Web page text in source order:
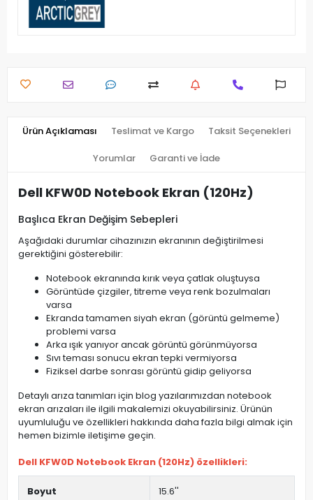
Ürün Açıklaması Teslimat ve Kargo Taksit Seçenekleri
Yorumlar Garanti ve İade
Dell KFW0D Notebook Ekran (120Hz)
Başlıca Ekran Değişim Sebepleri
Aşağıdaki durumlar cihazınızın ekranının değiştirilmesi
gerektiğini gösterebilir:
Notebook ekranında kırık veya çatlak oluştuysa
Görüntüde çizgiler, titreme veya renk bozulmaları
varsa
Ekranda tamamen siyah ekran (görüntü gelmeme)
problemi varsa
Arka ışık yanıyor ancak görüntü görünmüyorsa
Sıvı teması sonucu ekran tepki vermiyorsa
Fiziksel darbe sonrası görüntü gidip geliyorsa
Detaylı arıza tanımları için blog yazılarımızdan notebook
ekran arızaları ile ilgili makalemizi okuyabilirsiniz. Ürünün
uyumluluğu ve özellikleri hakkında daha fazla bilgi almak için
hemen bizimle iletişime geçin.
Dell KFW0D Notebook Ekran (120Hz) özellikleri:
Boyut 15.6''